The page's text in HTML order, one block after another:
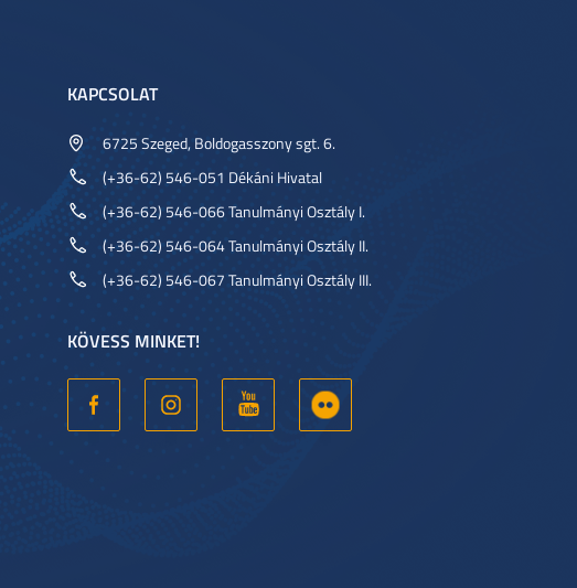
KAPCSOLAT
6725 Szeged, Boldogasszony sgt. 6.
(+36-62) 546-051 Dékáni Hivatal
(+36-62) 546-066 Tanulmányi Osztály I.
(+36-62) 546-064 Tanulmányi Osztály II.
(+36-62) 546-067 Tanulmányi Osztály III.
KÖVESS MINKET!